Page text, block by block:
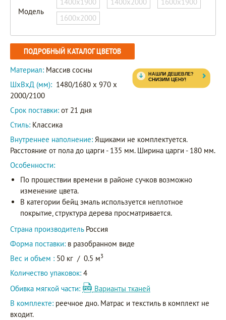
Модель
1600х2000
ПОДРОБНЫЙ КАТАЛОГ ЦВЕТОВ
Материал: Массив сосны
ШxВxД (мм): 1480/1680 x 970 x
2000/2100
Срок поставки: от 21 дня
Стиль: Классика
Внутреннее наполнение: Ящиками не комплектуется.
Расстояние от пола до царги - 135 мм. Ширина царги - 180 мм.
Особенности:
По прошествии времени в районе сучков возможно
изменение цвета.
В категории бейц эмаль используется неплотное
покрытие, структура дерева просматривается.
Страна производитель Россия
Форма поставки: в разобранном виде
Вес и объем : 50 кг / 0.5 м3
Количество упаковок: 4
Обивка мягкой части:
Варианты тканей
В комплекте: реечное дно. Матрас и текстиль в комплект не
входит.